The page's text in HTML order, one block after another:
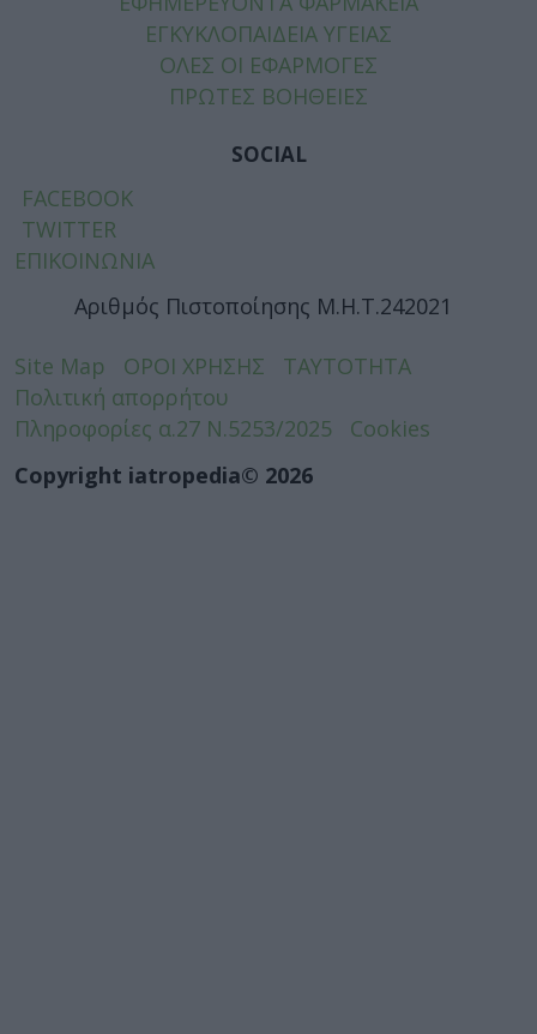
ΕΓΚΥΚΛΟΠΑΙΔΕΙΑ ΥΓΕΙΑΣ
ΟΛΕΣ ΟΙ ΕΦΑΡΜΟΓΕΣ
ΠΡΩΤΕΣ ΒΟΗΘΕΙΕΣ
SOCIAL
FACEBOOK
TWITTER
ΕΠΙΚΟΙΝΩΝΙΑ
Αριθμός Πιστοποίησης Μ.Η.Τ.242021
Site Map ΟΡΟΙ ΧΡΗΣΗΣ
ΤΑΥΤΟΤΗΤΑ
Πολιτική απορρήτου
Πληροφορίες α.27 Ν.5253/2025
Cookies
Copyright iatropedia© 2026